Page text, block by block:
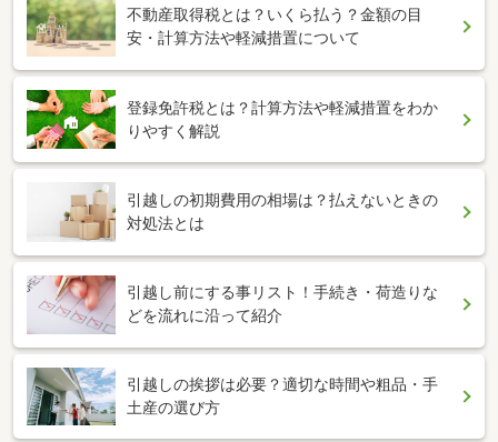
不動産取得税とは？いくら払う？金額の目
安・計算方法や軽減措置について
登録免許税とは？計算方法や軽減措置をわか
りやすく解説
引越しの初期費用の相場は？払えないときの
対処法とは
引越し前にする事リスト！手続き・荷造りな
どを流れに沿って紹介
引越しの挨拶は必要？適切な時間や粗品・手
土産の選び方